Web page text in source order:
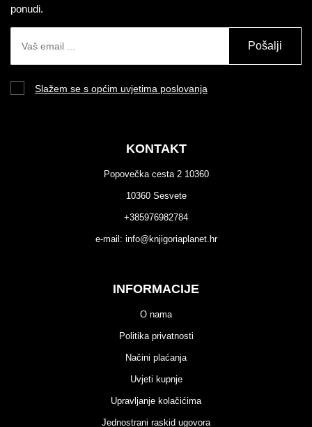
ponudi.
Pošalji
Slažem se s općim uvjetima poslovanja
KONTAKT
Popovečka cesta 2 10360
10360 Sesvete
+385976982784
e-mail: info@knjigoriaplanet.hr
INFORMACIJE
O nama
Politika privatnosti
Načini plaćanja
Uvjeti kupnje
Upravljanje kolačićima
Jednostrani raskid ugovora